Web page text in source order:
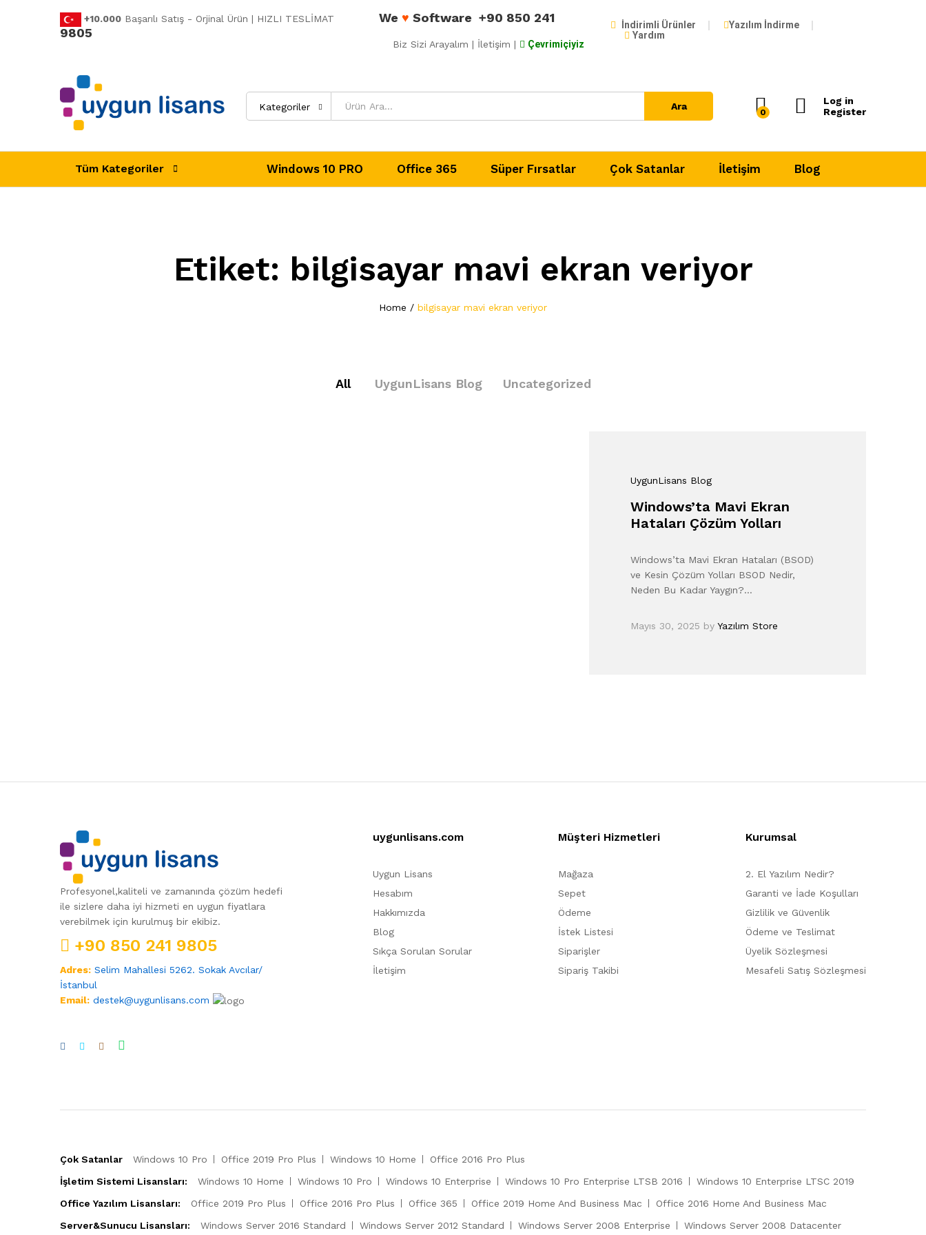
+10.000 Başarılı Satış - Orjinal Ürün | HIZLI TESLİMAT We ♥ Software +90 850 241
9805
Biz Sizi Arayalım | İletişim | Çevrimiçiyiz
İndirimli Ürünler
Yazılım İndirme
Yardım
Kategoriler Ara
0
Log in
Register
Tüm Kategoriler Windows 10 PRO Office 365 Süper Fırsatlar Çok Satanlar İletişim Blog
Etiket: bilgisayar mavi ekran veriyor
Home / bilgisayar mavi ekran veriyor
All UygunLisans Blog Uncategorized
UygunLisans Blog
Windows’ta Mavi Ekran
Hataları Çözüm Yolları
Windows’ta Mavi Ekran Hataları (BSOD)
ve Kesin Çözüm Yolları BSOD Nedir,
Neden Bu Kadar Yaygın?…
Mayıs 30, 2025 byYazılım Store
Profesyonel,kaliteli ve zamanında çözüm hedefi
ile sizlere daha iyi hizmeti en uygun fiyatlara
verebilmek için kurulmuş bir ekibiz.
+90 850 241 9805
Adres: Selim Mahallesi 5262. Sokak Avcılar/
İstanbul
Email: destek@uygunlisans.com
uygunlisans.com
Uygun Lisans
Hesabım
Hakkımızda
Blog
Sıkça Sorulan Sorular
İletişim
Müşteri Hizmetleri
Mağaza
Sepet
Ödeme
İstek Listesi
Siparişler
Sipariş Takibi
Kurumsal
2. El Yazılım Nedir?
Garanti ve İade Koşulları
Gizlilik ve Güvenlik
Ödeme ve Teslimat
Üyelik Sözleşmesi
Mesafeli Satış Sözleşmesi
Çok Satanlar Windows 10 Pro Office 2019 Pro Plus Windows 10 Home
Office 2016 Pro Plus
İşletim Sistemi Lisansları:
Windows 10 Home Windows 10 Pro Windows 10 Enterprise Windows 10 Pro Enterprise LTSB 2016
Windows 10 Enterprise LTSC 2019
Office Yazılım Lisansları:
Office 2019 Pro Plus Office 2016 Pro Plus Office 365 Office 2019 Home And Business Mac
Office 2016 Home And Business Mac
Server&Sunucu Lisansları:
Windows Server 2016 Standard Windows Server 2012 Standard Windows Server 2008 Enterprise Windows Server 2008 Datacenter